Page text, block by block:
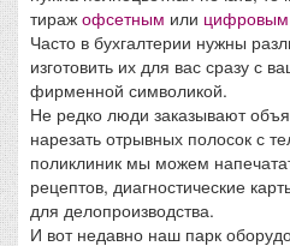
тираж офсетным или цифровым
Часто в бухгалтерии нужны
изготовить их для вас сразу с
фирменной символикой.
Не редко люди заказывают
нарезать отрывных полосок с
поликлиник мы можем
рецептов, диагностические
для делопроизводства.
И вот недавно наш парк